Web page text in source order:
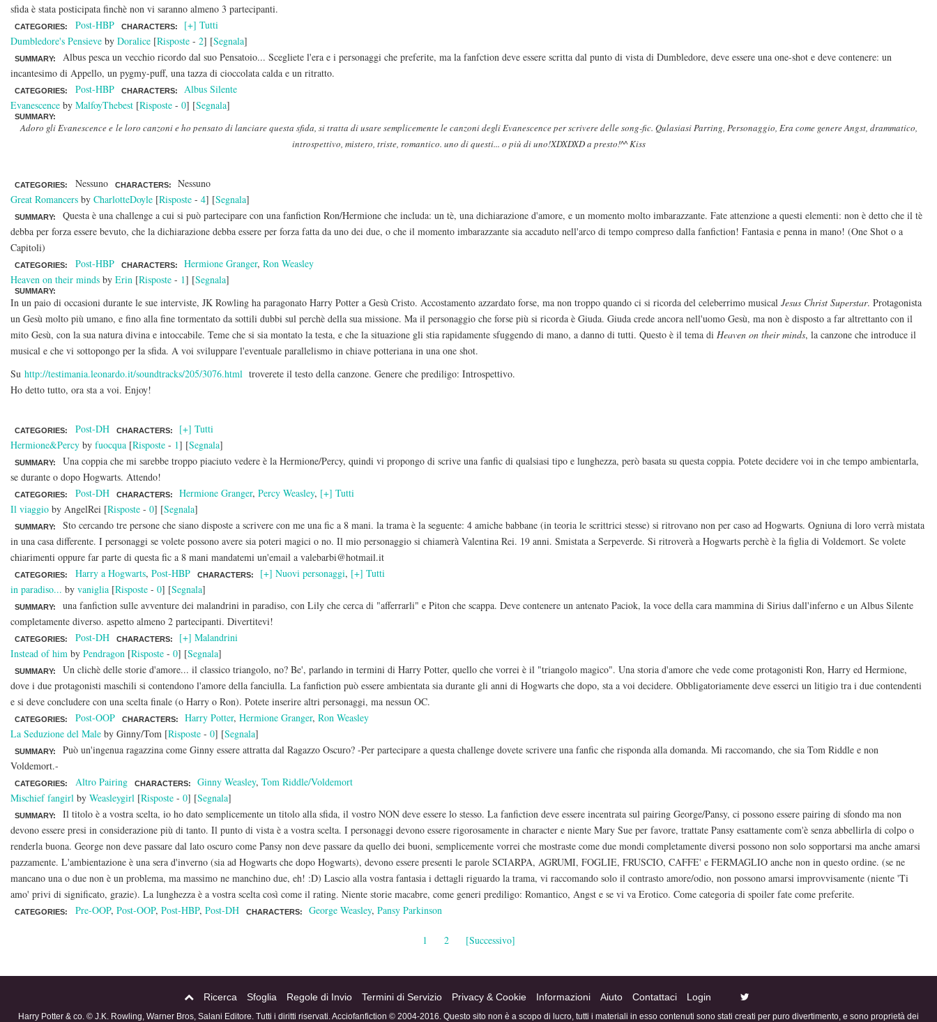
sfida è stata posticipata finchè non vi saranno almeno 3 partecipanti.
CATEGORIES: Post-HBP CHARACTERS:
[+] Tutti
Dumbledore's Pensieve by Doralice [Risposte - 2] [Segnala]
SUMMARY:
Albus pesca un vecchio ricordo dal suo Pensatoio... Scegliete l'era e i personaggi che preferite, ma la fanfction deve essere scritta dal punto di vista di Dumbledore, deve essere una one-shot e deve contenere: un
incantesimo di Appello, un pygmy-puff, una tazza di cioccolata calda e un ritratto.
CATEGORIES: Post-HBP CHARACTERS:
Albus Silente
Evanescence by MalfoyThebest [Risposte - 0] [Segnala]
SUMMARY:
Adoro gli Evanescence e le loro canzoni e ho pensato di lanciare questa sfida, si tratta di usare semplicemente le canzoni degli Evanescence per scrivere delle song-fic. Qulasiasi Parring, Personaggio, Era come genere Angst, drammatico,
introspettivo, mistero, triste, romantico. uno di questi... o più di uno!XDXDXD a presto!^^ Kiss
CATEGORIES: Nessuno CHARACTERS:
Nessuno
Great Romancers by CharlotteDoyle [Risposte - 4] [Segnala]
SUMMARY:
Questa è una challenge a cui si può partecipare con una fanfiction Ron/Hermione che includa: un tè, una dichiarazione d'amore, e un momento molto imbarazzante. Fate attenzione a questi elementi: non è detto che il tè
debba per forza essere bevuto, che la dichiarazione debba essere per forza fatta da uno dei due, o che il momento imbarazzante sia accaduto nell'arco di tempo compreso dalla fanfiction! Fantasia e penna in mano! (One Shot o a
Capitoli)
CATEGORIES: Post-HBP CHARACTERS: Hermione Granger,Ron Weasley
Heaven on their minds by Erin [Risposte - 1] [Segnala]
SUMMARY:
In un paio di occasioni durante le sue interviste, JK Rowling ha paragonato Harry Potter a Gesù Cristo. Accostamento azzardato forse, ma non troppo quando ci si ricorda del celeberrimo musical Jesus Christ Superstar. Protagonista
un Gesù molto più umano, e fino alla fine tormentato da sottili dubbi sul perchè della sua missione. Ma il personaggio che forse più si ricorda è Giuda. Giuda crede ancora nell'uomo Gesù, ma non è disposto a far altrettanto con il
mito Gesù, con la sua natura divina e intoccabile. Teme che si sia montato la testa, e che la situazione gli stia rapidamente sfuggendo di mano, a danno di tutti. Questo è il tema di Heaven on their minds, la canzone che introduce il
musical e che vi sottopongo per la sfida. A voi sviluppare l'eventuale parallelismo in chiave potteriana in una one shot.
Su http://testimania.leonardo.it/soundtracks/205/3076.html troverete il testo della canzone. Genere che prediligo: Introspettivo.
Ho detto tutto, ora sta a voi. Enjoy!
CATEGORIES: Post-DH CHARACTERS:
[+] Tutti
Hermione&Percy by fuocqua [Risposte - 1] [Segnala]
SUMMARY:
Una coppia che mi sarebbe troppo piaciuto vedere è la Hermione/Percy, quindi vi propongo di scrive una fanfic di qualsiasi tipo e lunghezza, però basata su questa coppia. Potete decidere voi in che tempo ambientarla,
se durante o dopo Hogwarts. Attendo!
CATEGORIES: Post-DH CHARACTERS: Hermione Granger,Percy Weasley, [+] Tutti
Il viaggio by AngelRei [Risposte - 0] [Segnala]
SUMMARY:
Sto cercando tre persone che siano disposte a scrivere con me una fic a 8 mani. la trama è la seguente: 4 amiche babbane (in teoria le scrittrici stesse) si ritrovano non per caso ad Hogwarts. Ogniuna di loro verrà mistata
in una casa differente. I personaggi se volete possono avere sia poteri magici o no. Il mio personaggio si chiamerà Valentina Rei. 19 anni. Smistata a Serpeverde. Si ritroverà a Hogwarts perchè è la figlia di Voldemort. Se volete
chiarimenti oppure far parte di questa fic a 8 mani mandatemi un'email a valebarbi@hotmail.it
CATEGORIES: Harry a Hogwarts, Post-HBP CHARACTERS: [+] Nuovi personaggi, [+] Tutti
in paradiso... by vaniglia [Risposte - 0] [Segnala]
SUMMARY:
una fanfiction sulle avventure dei malandrini in paradiso, con Lily che cerca di "afferrarli" e Piton che scappa. Deve contenere un antenato Paciok, la voce della cara mammina di Sirius dall'inferno e un Albus Silente
completamente diverso. aspetto almeno 2 partecipanti. Divertitevi!
CATEGORIES: Post-DH CHARACTERS:
[+] Malandrini
Instead of him by Pendragon [Risposte - 0] [Segnala]
SUMMARY:
Un clichè delle storie d'amore... il classico triangolo, no? Be', parlando in termini di Harry Potter, quello che vorrei è il "triangolo magico". Una storia d'amore che vede come protagonisti Ron, Harry ed Hermione,
dove i due protagonisti maschili si contendono l'amore della fanciulla. La fanfiction può essere ambientata sia durante gli anni di Hogwarts che dopo, sta a voi decidere. Obbligatoriamente deve esserci un litigio tra i due contendenti
e si deve concludere con una scelta finale (o Harry o Ron). Potete inserire altri personaggi, ma nessun OC.
CATEGORIES: Post-OOP CHARACTERS: Harry Potter,Hermione Granger,Ron Weasley
La Seduzione del Male by Ginny/Tom [Risposte - 0] [Segnala]
SUMMARY:
Può un'ingenua ragazzina come Ginny essere attratta dal Ragazzo Oscuro? -Per partecipare a questa challenge dovete scrivere una fanfic che risponda alla domanda. Mi raccomando, che sia Tom Riddle e non
Voldemort.-
CATEGORIES: Altro Pairing CHARACTERS: Ginny Weasley,Tom Riddle/Voldemort
Mischief fangirl by Weasleygirl [Risposte - 0] [Segnala]
SUMMARY:
Il titolo è a vostra scelta, io ho dato semplicemente un titolo alla sfida, il vostro NON deve essere lo stesso. La fanfiction deve essere incentrata sul pairing George/Pansy, ci possono essere pairing di sfondo ma non
devono essere presi in considerazione più di tanto. Il punto di vista è a vostra scelta. I personaggi devono essere rigorosamente in character e niente Mary Sue per favore, trattate Pansy esattamente com'è senza abbellirla di colpo o
renderla buona. George non deve passare dal lato oscuro come Pansy non deve passare da quello dei buoni, semplicemente vorrei che mostraste come due mondi completamente diversi possono non solo sopportarsi ma anche amarsi
pazzamente. L'ambientazione è una sera d'inverno (sia ad Hogwarts che dopo Hogwarts), devono essere presenti le parole SCIARPA, AGRUMI, FOGLIE, FRUSCIO, CAFFE' e FERMAGLIO anche non in questo ordine. (se ne
mancano una o due non è un problema, ma massimo ne manchino due, eh! :D) Lascio alla vostra fantasia i dettagli riguardo la trama, vi raccomando solo il contrasto amore/odio, non possono amarsi improvvisamente (niente 'Ti
amo' privi di significato, grazie). La lunghezza è a vostra scelta così come il rating. Niente storie macabre, come generi prediligo: Romantico, Angst e se vi va Erotico. Come categoria di spoiler fate come preferite.
CATEGORIES: Pre-OOP, Post-OOP, Post-HBP, Post-DH CHARACTERS: George Weasley,Pansy Parkinson
1 2 [Successivo]
Ricerca Sfoglia Regole di Invio Termini di Servizio Privacy & Cookie Informazioni Aiuto Contattaci Login
Harry Potter & co. © J.K. Rowling, Warner Bros, Salani Editore. Tutti i diritti riservati. Acciofanfiction © 2004-2016. Questo sito non è a scopo di lucro, tutti i materiali in esso contenuti sono stati creati per puro divertimento, e sono proprietà dei